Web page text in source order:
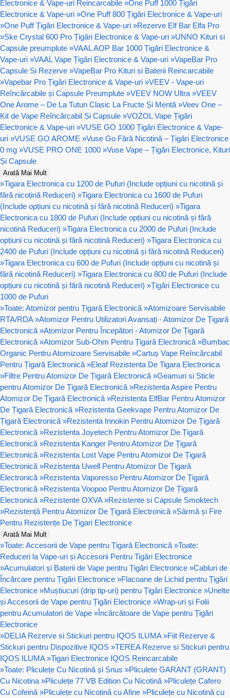
Electronice & Vape-uri Reincarcabile »One Puff 1000 Țigări
Electronice & Vape-uri »One Puff 800 Țigări Electronice & Vape-uri
»One Puff Țigări Electronice & Vape-uri »Rezerve Elf Bar Elfa Pro
»Ske Crystal 600 Pro Țigări Electronice & Vape-uri »UNNO Kituri si
Capsule preumplute »VAAL AOP Bar 1000 Țigări Electronice &
Vape-uri »VAAL Vape Țigări Electronice & Vape-uri »VapeBar Pro
Capsule Si Rezerve »VapeBar Pro Kituri si Baterii Reincarcabile
»Vapebar Pro Țigări Electronice & Vape-uri »VEEV - Vape-uri
Reîncărcabile și Capsule Preumplute »VEEV NOW Ultra »VEEV
One Arome – De La Tutun Clasic La Fructe Și Mentă »Veev One –
Kit de Vape Reîncărcabil Și Capsule »VOZOL Vape Țigări
Electronice & Vape-uri »VUSE GO 1000 Țigări Electronice & Vape-
uri »VUSE GO AROME »Vuse Go Fără Nicotină – Țigări Electronice
0 mg »VUSE PRO ONE 1000 »Vuse Vape – Țigări Electronice, Kituri
Și Capsule
Arată Mai Mult
»Tigara Electronica cu 1200 de Pufuri (Include opțiuni cu nicotină și
fără nicotină Reduceri) »Tigara Electronica cu 1600 de Pufuri
(Include opțiuni cu nicotină și fără nicotină Reduceri) »Tigara
Electronica cu 1800 de Pufuri (Include opțiuni cu nicotină și fără
nicotină Reduceri) »Tigara Electronica cu 2000 de Pufuri (Include
opțiuni cu nicotină și fără nicotină Reduceri) »Tigara Electronica cu
2400 de Pufuri (Include opțiuni cu nicotină și fără nicotină Reduceri)
»Tigara Electronica cu 600 de Pufuri (Include opțiuni cu nicotină și
fără nicotină Reduceri) »Tigara Electronica cu 800 de Pufuri (Include
opțiuni cu nicotină și fără nicotină Reduceri) »Țigări Electronice cu
1000 de Pufuri
»Toate: Atomizor pentru Țigară Electronică »Atomizoare Servisabile
RTA/RDA »Atomizor Pentru Utilizatori Avansați - Atomizor De Țigară
Electronică »Atomizor Pentru Începători - Atomizor De Țigară
Electronică »Atomizor Sub-Ohm Pentru Țigară Electronică »Bumbac
Organic Pentru Atomizoare Servisabile »Cartuș Vape Reîncărcabil
Pentru Țigară Electronică »Eleaf Rezistenta De Tigara Electronica
»Filtre Pentru Atomizor De Țigară Electronică »Geamuri si Sticle
pentru Atomizor De Țigară Electronică »Rezistenta Aspire Pentru
Atomizor De Țigară Electronică »Rezistenta ElfBar Pentru Atomizor
De Țigară Electronică »Rezistenta Geekvape Pentru Atomizor De
Țigară Electronică »Rezistenta Innokin Pentru Atomizor De Țigară
Electronică »Rezistenta Joyetech Pentru Atomizor De Țigară
Electronică »Rezistenta Kanger Pentru Atomizor De Țigară
Electronică »Rezistenta Lost Vape Pentru Atomizor De Țigară
Electronică »Rezistenta Uwell Pentru Atomizor De Țigară
Electronică »Rezistenta Vaporesso Pentru Atomizor De Țigară
Electronică »Rezistenta Voopoo Pentru Atomizor De Țigară
Electronică »Rezistente OXVA »Rezistente si Capsule Smoktech
»Rezistență Pentru Atomizor De Țigară Electronică »Sârmă și Fire
Pentru Rezistențe De Țigari Electronice
Arată Mai Mult
»Toate: Accesorii de Vape pentru Țigară Electronică »Toate:
Reduceri la Vape-uri și Accesorii Pentru Tigări Electronice
»Acumulatori și Baterii de Vape pentru Țigări Electronice »Cabluri de
Încărcare pentru Țigări Electronice »Flacoane de Lichid pentru Țigări
Electronice »Muștiucuri (drip tip-uri) pentru Țigări Electronice »Unelte
și Accesorii de Vape pentru Țigări Electronice »Wrap-uri și Folii
pentru Acumulatori de Vape »Încărcătoare de Vape pentru Țigări
Electronice
»DELIA Rezerve si Stickuri pentru IQOS ILUMA »Fiit Rezerve &
Stickuri pentru Dispozitive IQOS »TEREA Rezerve si Stickuri pentru
IQOS ILUMA »Tigari Electronice IQOS Reincarcabile
»Toate: Pliculețe Cu Nicotină și Snus »Pliculete GARANT (GRANT)
Cu Nicotina »Pliculețe 77 VB Edition Cu Nicotină »Pliculețe Cafero
Cu Cofeină »Pliculețe cu Nicotină cu Afine »Pliculețe cu Nicotină cu